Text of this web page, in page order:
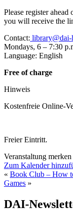
Please register
you will receive the
Contact: library@dai-
Mondays, 6 – 7:30
Language: English
Free of charge
Hinweis
Kostenfreie Online-
Freier Eintritt.
Veranstaltung merken
Zum Kalender
« Book Club – How
Games »
DAI-